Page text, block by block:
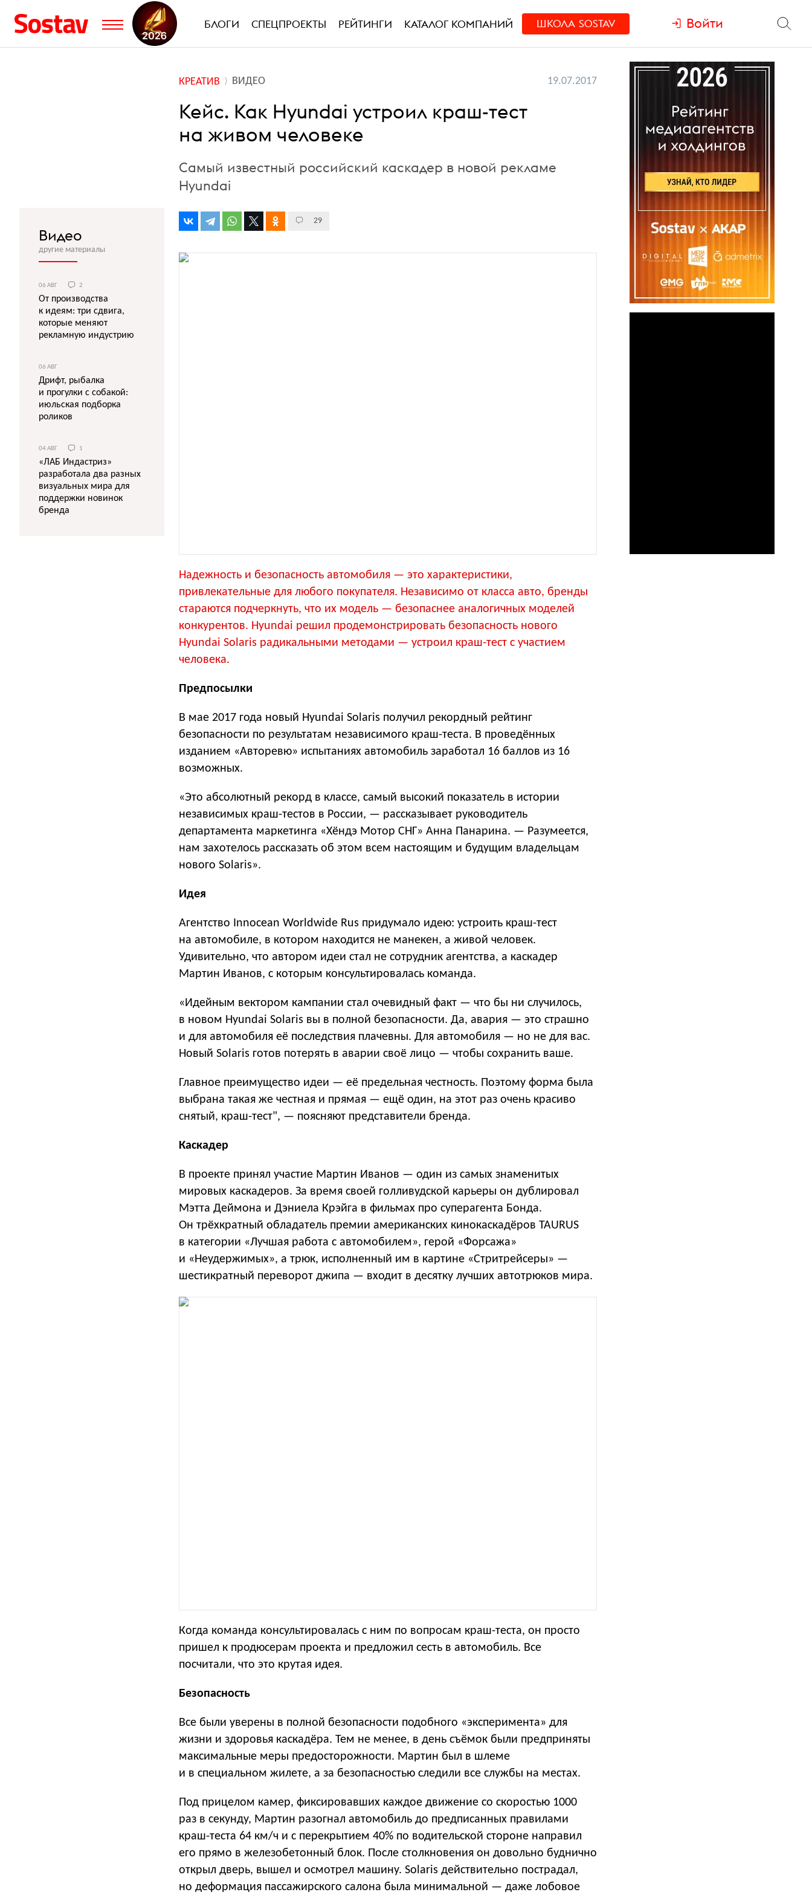
БЛОГИ СПЕЦПРОЕКТЫ РЕЙТИНГИ КАТАЛОГ КОМПАНИЙ ШКОЛА SOSTAV Войти
КРЕАТИВ ВИДЕО 19.07.2017
Кейс. Как Hyundai устроил краш-тест
на живом человеке
Самый известный российский каскадер в новой рекламе
Hyundai
29
Надежность и безопасность автомобиля — это характеристики,
привлекательные для любого покупателя. Независимо от класса авто, бренды
стараются подчеркнуть, что их модель — безопаснее аналогичных моделей
конкурентов. Hyundai решил продемонстрировать безопасность нового
Hyundai Solaris радикальными методами — устроил краш-тест с участием
человека.
Предпосылки
В мае 2017 года новый Hyundai Solaris получил рекордный рейтинг
безопасности по результатам независимого краш-теста. В проведённых
изданием «Авторевю» испытаниях автомобиль заработал 16 баллов из 16
возможных.
«Это абсолютный рекорд в классе, самый высокий показатель в истории
независимых краш-тестов в России, — рассказывает руководитель
департамента маркетинга «Хёндэ Мотор СНГ» Анна Панарина. — Разумеется,
нам захотелось рассказать об этом всем настоящим и будущим владельцам
нового Solaris».
Идея
Агентство Innocean Worldwide Rus придумало идею: устроить краш-тест
на автомобиле, в котором находится не манекен, а живой человек.
Удивительно, что автором идеи стал не сотрудник агентства, а каскадер
Мартин Иванов, с которым консультировалась команда.
«Идейным вектором кампании стал очевидный факт — что бы ни случилось,
в новом Hyundai Solaris вы в полной безопасности. Да, авария — это страшно
и для автомобиля её последствия плачевны. Для автомобиля — но не для вас.
Новый Solaris готов потерять в аварии своё лицо — чтобы сохранить ваше.
Главное преимущество идеи — её предельная честность. Поэтому форма была
выбрана такая же честная и прямая — ещё один, на этот раз очень красиво
снятый, краш-тест", — поясняют представители бренда.
Каскадер
В проекте принял участие Мартин Иванов — один из самых знаменитых
мировых каскадеров. За время своей голливудской карьеры он дублировал
Мэтта Деймона и Дэниела Крэйга в фильмах про суперагента Бонда.
Он трёхкратный обладатель премии американских кинокаскадёров TAURUS
в категории «Лучшая работа с автомобилем», герой «Форсажа»
и «Неудержимых», а трюк, исполненный им в картине «Стритрейсеры» —
шестикратный переворот джипа — входит в десятку лучших автотрюков мира.
Когда команда консультировалась с ним по вопросам краш-теста, он просто
пришел к продюсерам проекта и предложил сесть в автомобиль. Все
посчитали, что это крутая идея.
Безопасность
Все были уверены в полной безопасности подобного «эксперимента» для
жизни и здоровья каскадёра. Тем не менее, в день съёмок были предприняты
максимальные меры предосторожности. Мартин был в шлеме
и в специальном жилете, а за безопасностью следили все службы на местах.
Под прицелом камер, фиксировавших каждое движение со скоростью 1000
раз в секунду, Мартин разогнал автомобиль до предписанных правилами
краш-теста 64 км/ч и с перекрытием 40% по водительской стороне направил
его прямо в железобетонный блок. После столкновения он довольно буднично
открыл дверь, вышел и осмотрел машину. Solaris действительно пострадал,
но деформация пассажирского салона была минимальной — даже лобовое
Видео
другие материалы
06 АВГ 2
От производства
к идеям: три сдвига,
которые меняют
рекламную индустрию
06 АВГ
Дрифт, рыбалка
и прогулки с собакой:
июльская подборка
роликов
04 АВГ 1
«ЛАБ Индастриз»
разработала два разных
визуальных мира для
поддержки новинок
бренда